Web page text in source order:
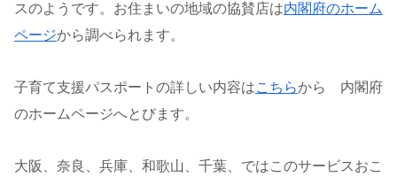
スのようです。お住まいの地域の協賛店は内閣府のホーム
ページから調べられます。
子育て支援パスポートの詳しい内容はこちらから 内閣府
のホームページへとびます。
大阪、奈良、兵庫、和歌山、千葉、ではこのサービスおこ